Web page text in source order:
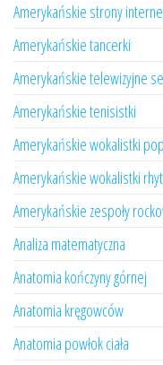
Amerykańskie strony
Amerykańskie tancerki
Amerykańskie telewizyjne
Amerykańskie tenisistki
Amerykańskie wokalistki
Amerykańskie wokalistki
Amerykańskie zespoły
Analiza matematyczna
Anatomia kończyny górnej
Anatomia kręgowców
Anatomia powłok ciała